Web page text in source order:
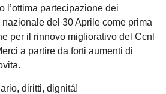
l’ottima partecipazione dei
del 30 Aprile come prima
per il rinnovo migliorativo del Ccnl
a partire da forti aumenti di
diritti, dignitá!